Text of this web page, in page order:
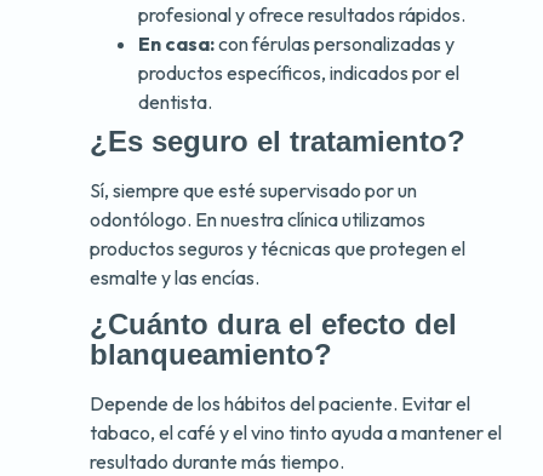
profesional y ofrece resultados rápidos.
En casa:con férulas personalizadas y
productos específicos, indicados por el
dentista.
¿Es seguro el tratamiento?
Sí, siempre que esté supervisado por un
odontólogo. En nuestra clínica utilizamos
productos seguros y técnicas que protegen el
esmalte y las encías.
¿Cuánto dura el efecto del
blanqueamiento?
Depende de los hábitos del paciente. Evitar el
tabaco, el café y el vino tinto ayuda a mantener el
resultado durante más tiempo.